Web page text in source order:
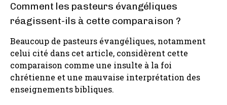
Comment les pasteurs évangéliques
réagissent-ils à cette comparaison ?
Beaucoup de pasteurs évangéliques, notamment
celui cité dans cet article, considèrent cette
comparaison comme une insulte à la foi
chrétienne et une mauvaise interprétation des
enseignements bibliques.